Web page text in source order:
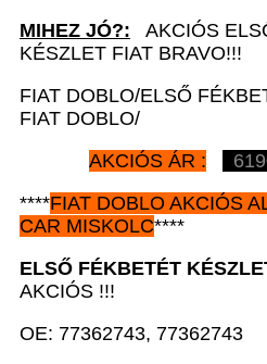
MIHEZ JÓ?: AKCIÓS
KÉSZLET FIAT BRAVO!!!
FIAT DOBLO/ELSŐ
FIAT DOBLO/
AKCIÓS ÁR :
****FIAT DOBLO AKCIÓS
CAR MISKOLC****
ELSŐ FÉKBETÉT
AKCIÓS !!!
OE: 77362743, 77362743